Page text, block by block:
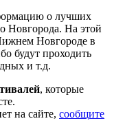
о лучших
Новгорода. На этой
Новгороде в
будут проходить
и т.д.
, которые
на сайте, сообщите